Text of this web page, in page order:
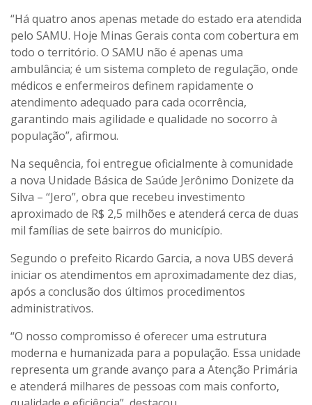
“Há quatro anos apenas metade do estado era atendida
pelo SAMU. Hoje Minas Gerais conta com cobertura em
todo o território. O SAMU não é apenas uma
ambulância; é um sistema completo de regulação, onde
médicos e enfermeiros definem rapidamente o
atendimento adequado para cada ocorrência,
garantindo mais agilidade e qualidade no socorro à
população”, afirmou.
Na sequência, foi entregue oficialmente à comunidade
a nova Unidade Básica de Saúde Jerônimo Donizete da
Silva – “Jero”, obra que recebeu investimento
aproximado de R$ 2,5 milhões e atenderá cerca de duas
mil famílias de sete bairros do município.
Segundo o prefeito Ricardo Garcia, a nova UBS deverá
iniciar os atendimentos em aproximadamente dez dias,
após a conclusão dos últimos procedimentos
administrativos.
“O nosso compromisso é oferecer uma estrutura
moderna e humanizada para a população. Essa unidade
representa um grande avanço para a Atenção Primária
e atenderá milhares de pessoas com mais conforto,